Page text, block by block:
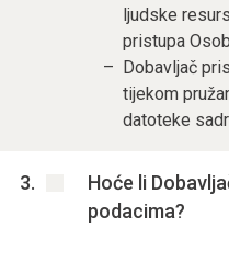
ljudske
pristupa
Dobavljač
tijekom
datoteke
Hoće li
podacima?